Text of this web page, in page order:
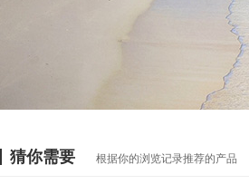
猜你需要 根据你的浏览记录推荐的产品